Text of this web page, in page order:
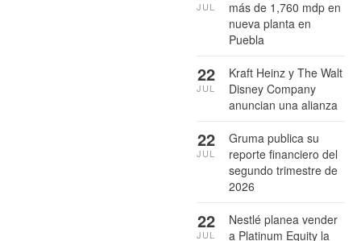
más de 1,760 mdp en
nueva planta en
Puebla
JUL
Kraft Heinz y The Walt
Disney Company
anuncian una alianza
22
JUL
Gruma publica su
reporte financiero del
segundo trimestre de
2026
22
JUL
Nestlé planea vender
a Platinum Equity la
22
JUL